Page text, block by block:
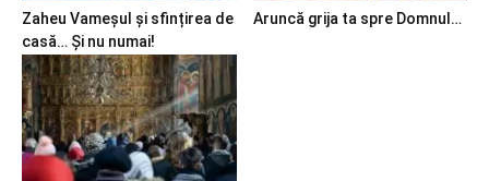
Zaheu Vameșul și sfințirea de
casă… Și nu numai!
Aruncă grija ta spre Domnul…